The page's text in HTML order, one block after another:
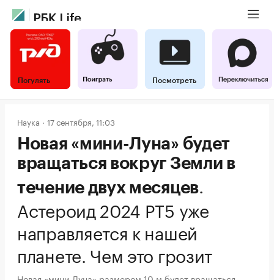
Погулять Посмотреть
Наука 17 сентября, 11:03
Новая «мини-Луна» будет
вращаться вокруг Земли в
течение двух месяцев.
Астероид 2024 PT5 уже
направляется к нашей
планете. Чем это грозит